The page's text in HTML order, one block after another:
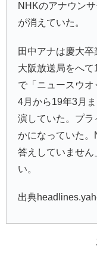
NHKのアナウン
が消えていた。
田中アナは慶大卒
大阪放送局をへ
で「ニュースウ
4月から19年3月ま
演していた。プ
かになっていた
答えしていませ
い。
出典